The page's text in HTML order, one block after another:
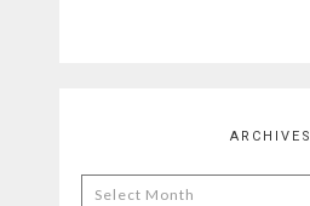
ARCHIVES
Archives